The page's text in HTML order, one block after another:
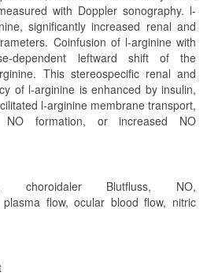
with Doppler sonography. l-
significantly increased renal and
Coinfusion of l-arginine with
dependent leftward shift of the
This stereospecific renal and
of l-arginine is enhanced by insulin,
l-arginine membrane transport,
NO formation, or increased NO
choroidaler Blutfluss, NO,
plasma flow, ocular blood flow, nitric